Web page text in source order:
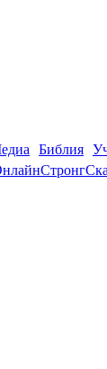
Библия
Стронг